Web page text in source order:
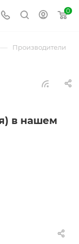
0
— Производители
в нашем